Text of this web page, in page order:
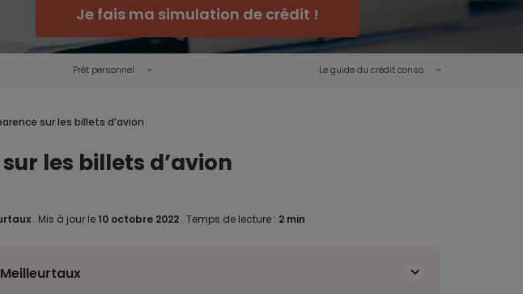
Je fais ma simulation de crédit !
Prêt personnel Le guide du crédit conso
sur les billets d’avion
les billets d’avion
. Mis à jour le 10 octobre 2022 . Temps de lecture : 2 min